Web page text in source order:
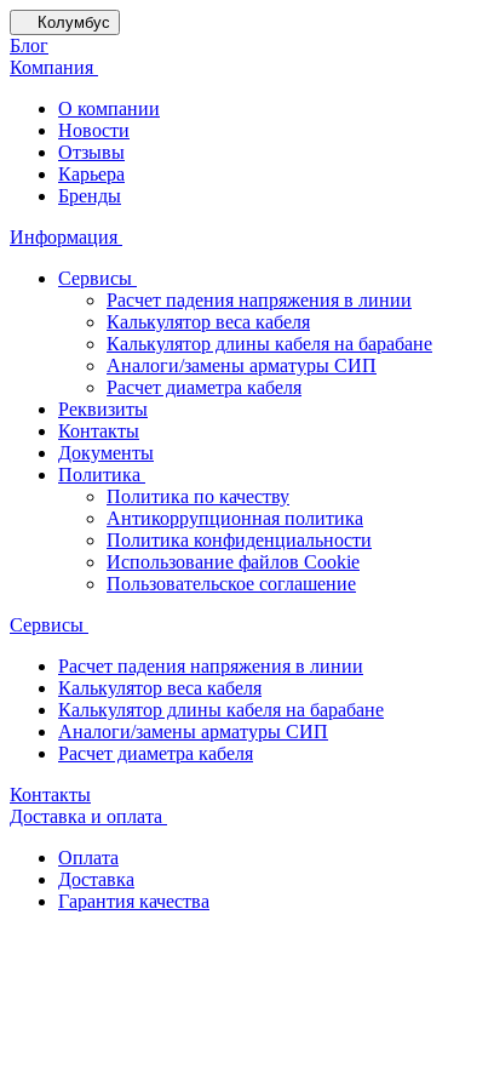
Колумбус
Блог
Компания
О компании
Новости
Отзывы
Карьера
Бренды
Информация
Сервисы
Расчет падения напряжения в линии
Калькулятор веса кабеля
Калькулятор длины кабеля на барабане
Аналоги/замены арматуры СИП
Расчет диаметра кабеля
Реквизиты
Контакты
Документы
Политика
Политика по качеству
Антикоррупционная политика
Политика конфиденциальности
Использование файлов Cookie
Пользовательское соглашение
Сервисы
Расчет падения напряжения в линии
Калькулятор веса кабеля
Калькулятор длины кабеля на барабане
Аналоги/замены арматуры СИП
Расчет диаметра кабеля
Контакты
Доставка и оплата
Оплата
Доставка
Гарантия качества